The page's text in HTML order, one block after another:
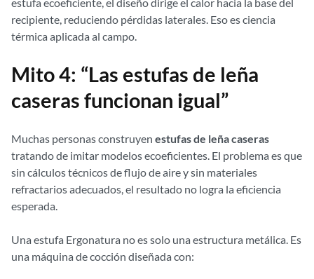
recipiente, reduciendo pérdidas laterales. Eso es ciencia
térmica aplicada al campo.
Mito 4: “Las estufas de leña
caseras funcionan igual”
Muchas personas construyen estufas de leña caseras
tratando de imitar modelos ecoeficientes. El problema es que
sin cálculos técnicos de flujo de aire y sin materiales
refractarios adecuados, el resultado no logra la eficiencia
esperada.
Una estufa Ergonatura no es solo una estructura metálica. Es
una máquina de cocción diseñada con: